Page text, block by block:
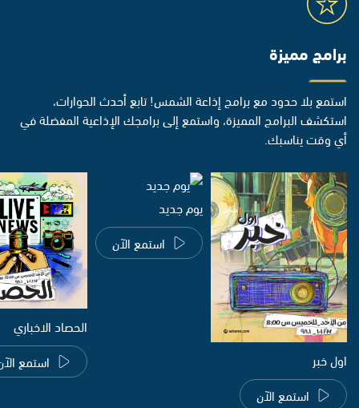
برامج مميزة
استمع بلا حدود مع برامج إذاعة الشمس! تابع أحدث الحوارات،
استكشف البرامج المميزة، واستمع إلى برامجك الإذاعية المفضلة في
أي وقت يناسبك.
اول خبر
استمع الآن
يوم جديد
استمع الآن
الحصاد الاخباري
استمع